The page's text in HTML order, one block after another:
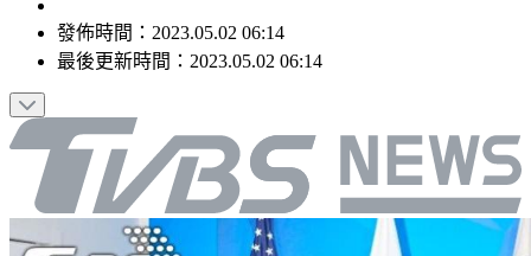
發佈時間： 2023.05.02 06:14
最後更新時間： 2023.05.02 06:14